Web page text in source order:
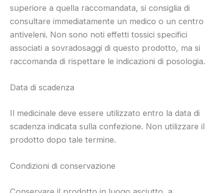
superiore a quella raccomandata, si consiglia di
consultare immediatamente un medico o un centro
antiveleni. Non sono noti effetti tossici specifici
associati a sovradosaggi di questo prodotto, ma si
raccomanda di rispettare le indicazioni di posologia.
Data di scadenza
Il medicinale deve essere utilizzato entro la data di
scadenza indicata sulla confezione. Non utilizzare il
prodotto dopo tale termine.
Condizioni di conservazione